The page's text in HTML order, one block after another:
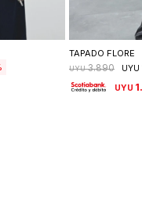
TAPADO FLORE
UYU 3.890 UYU
UYU